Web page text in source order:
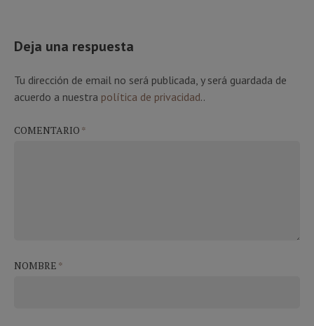
Deja una respuesta
Tu dirección de email no será publicada, y será guardada de
acuerdo a nuestra política de privacidad..
COMENTARIO *
NOMBRE *